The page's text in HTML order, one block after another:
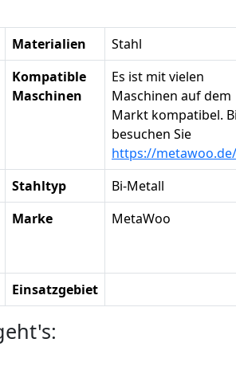
Materialien
Stahl
Kompatible
Maschinen
Es ist mit vielen
Maschinen auf dem
Markt kompatibel.
besuchen Sie
https://
Stahltyp
Bi-Metall
Marke MetaWoo
Einsatzgebiet